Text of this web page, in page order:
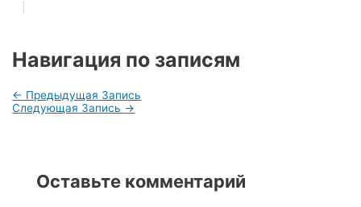
Навигация по записям
← Предыдущая Запись
Следующая Запись →
Оставьте комментарий